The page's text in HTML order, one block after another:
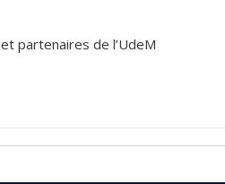
partenaires de l’UdeM